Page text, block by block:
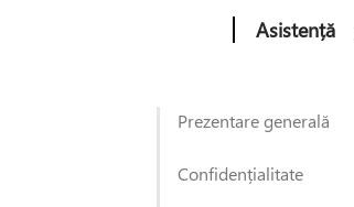
Asistență
Prezentare generală
Confidențialitate